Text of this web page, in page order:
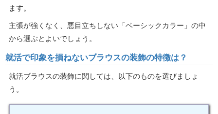
ます。
主張が強くなく、悪目立ちしない「ベーシックカラー」の中
から選ぶとよいでしょう。
就活で印象を損ねないブラウスの装飾の特徴は？
就活ブラウスの装飾に関しては、以下のものを選びましょ
う。